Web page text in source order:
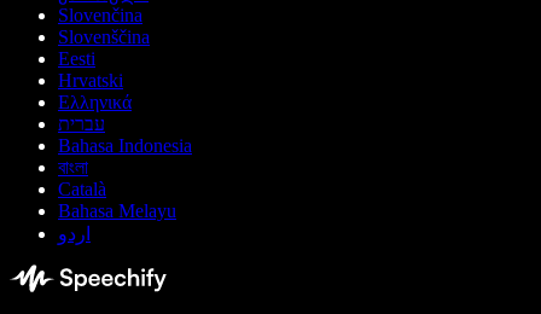
Slovenčina
Slovenščina
Eesti
Hrvatski
Ελληνικά
עברית
Bahasa Indonesia
বাংলা
Català
Bahasa Melayu
اردو